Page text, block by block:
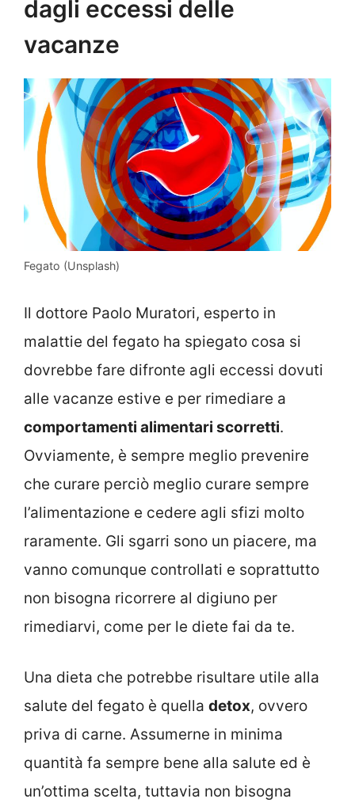
dagli eccessi delle
vacanze
Fegato (Unsplash)
Il dottore Paolo Muratori, esperto in
malattie del fegato ha spiegato cosa si
dovrebbe fare difronte agli eccessi dovuti
alle vacanze estive e per rimediare a
comportamenti alimentari scorretti.
Ovviamente, è sempre meglio prevenire
che curare perciò meglio curare sempre
l’alimentazione e cedere agli sfizi molto
raramente. Gli sgarri sono un piacere, ma
vanno comunque controllati e soprattutto
non bisogna ricorrere al digiuno per
rimediarvi, come per le diete fai da te.
Una dieta che potrebbe risultare utile alla
salute del fegato è quella detox, ovvero
priva di carne. Assumerne in minima
quantità fa sempre bene alla salute ed è
un’ottima scelta, tuttavia non bisogna